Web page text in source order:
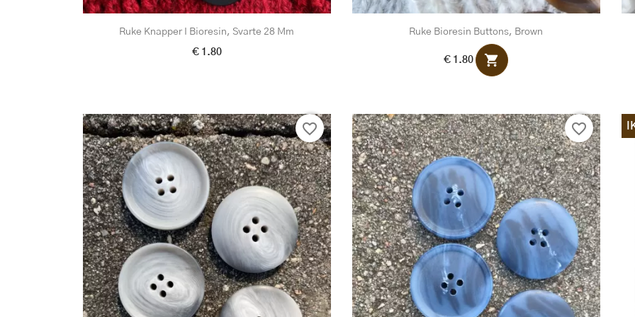
Ruke Knapper I Bioresin, Svarte 28 Mm
€ 1.80
Ruke Bioresin Buttons, Brown
€ 1.80 shopping_cart
favorite_border favorite_border